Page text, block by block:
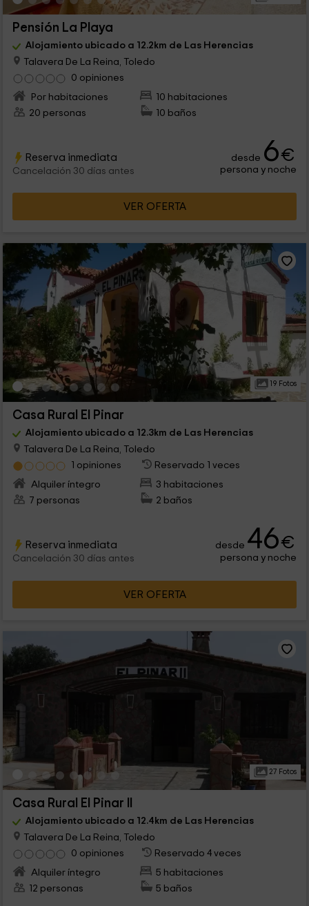
Pensión La Playa
Alojamiento ubicado a 12.2km de Las Herencias
Talavera De La Reina, Toledo
0 opiniones
Por habitaciones
10 habitaciones
20 personas
10 baños
Reserva inmediata
Cancelación 30 días antes
desde 6€
persona y noche
VER OFERTA
19 Fotos
Casa Rural El Pinar
Alojamiento ubicado a 12.3km de Las Herencias
Talavera De La Reina, Toledo
1 opiniones
Reservado 1 veces
Alquiler íntegro
3 habitaciones
7 personas
2 baños
Reserva inmediata
Cancelación 30 días antes
desde 46€
persona y noche
VER OFERTA
27 Fotos
Casa Rural El Pinar II
Alojamiento ubicado a 12.4km de Las Herencias
Talavera De La Reina, Toledo
0 opiniones
Reservado 4 veces
Alquiler íntegro
5 habitaciones
12 personas
5 baños